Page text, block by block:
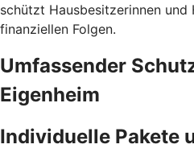
schützt Hausbesitzerinnen
finanziellen Folgen.
Umfassender
Eigenheim
Individuelle Pakete